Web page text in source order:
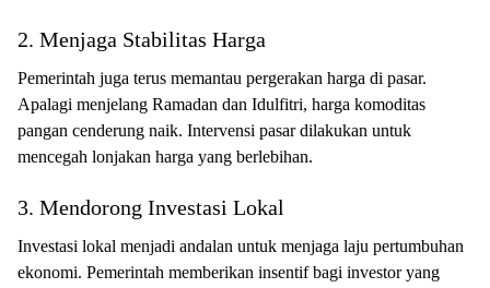
2. Menjaga Stabilitas Harga
Pemerintah juga terus memantau pergerakan harga di pasar.
Apalagi menjelang Ramadan dan Idulfitri, harga komoditas
pangan cenderung naik. Intervensi pasar dilakukan untuk
mencegah lonjakan harga yang berlebihan.
3. Mendorong Investasi Lokal
Investasi lokal menjadi andalan untuk menjaga laju pertumbuhan
ekonomi. Pemerintah memberikan insentif bagi investor yang